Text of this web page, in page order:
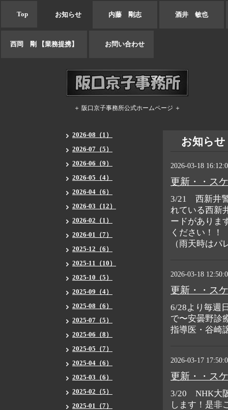
Top お知らせ 内藤 剛志 酒井 敏也
西岡 剛 【業務提携】 お問い合わせ
＋ 阪口京子事務所公式ホームページ ＋
お知らせ
2026-03-18
更新・・ス
3/21 西新井
れている西新
ードがありま
ください！！
（雨天時は
2026-03-18
更新・・ス
6/28より毎週
で〜安曇野診
指導医・谷崎
2026-03-17
更新・・ス
3/20 NHK大
します！是非
2026-08（1）
2026-07（5）
2026-06（9）
2026-05（4）
2026-04（6）
2026-03（12）
2026-02（1）
2026-01（7）
2025-12（6）
2025-11（10）
2025-10（5）
2025-09（4）
2025-08（6）
2025-07（5）
2025-06（8）
2025-05（7）
2025-04（6）
2025-03（6）
2025-02（5）
2025-01（7）